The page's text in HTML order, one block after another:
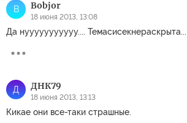
B Bobjor
18 июня 2013, 13:08
Да нууууууууууу.... Темасисекнераскрыта...
Д ДНК79
18 июня 2013, 13:13
Кикае они все-таки страшные.